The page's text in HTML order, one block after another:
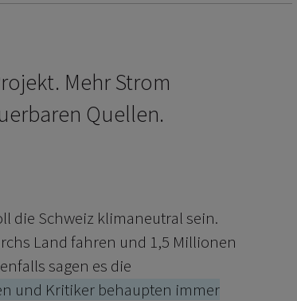
Mehr Strom
Quellen.
die Schweiz klimaneutral sein.
Land fahren und 1,5 Millionen
sagen es die
und Kritiker behaupten immer